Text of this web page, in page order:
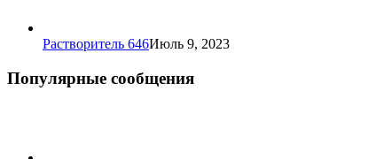
Растворитель 646Июль 9, 2023
Популярные сообщения